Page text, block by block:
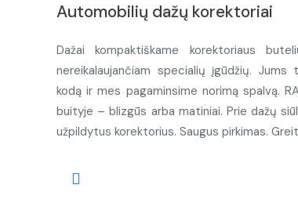
Automobilių dažų korektoriai
Dažai kompaktiškame korektoriaus
nereikalaujančiam specialių įgūdžių.
kodą ir mes pagaminsime norimą spalvą.
buityje – blizgūs arba matiniai. Prie dažų
užpildytus korektorius. Saugus pirkimas.